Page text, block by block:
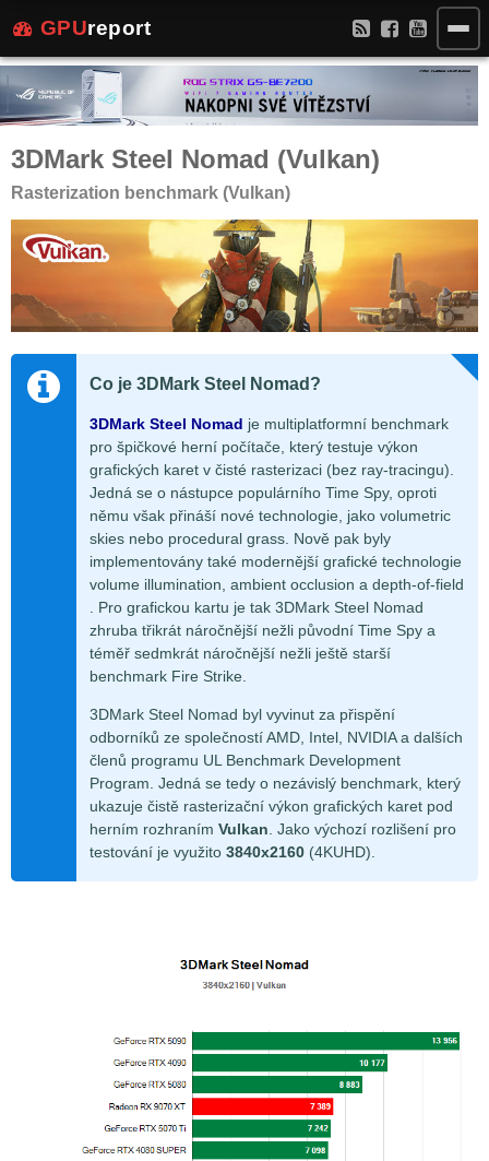
GPUreport
3DMark Steel Nomad (Vulkan)
Rasterization benchmark (Vulkan)
Co je 3DMark Steel Nomad?
3DMark Steel Nomad je multiplatformní benchmark
pro špičkové herní počítače, který testuje výkon
grafických karet v čisté rasterizaci (bez ray-tracingu).
Jedná se o nástupce populárního Time Spy, oproti
němu však přináší nové technologie, jako volumetric
skies nebo procedural grass. Nově pak byly
implementovány také modernější grafické technologie
volume illumination, ambient occlusion a depth-of-field
. Pro grafickou kartu je tak 3DMark Steel Nomad
zhruba třikrát náročnější nežli původní Time Spy a
téměř sedmkrát náročnější nežli ještě starší
benchmark Fire Strike.
3DMark Steel Nomad byl vyvinut za přispění
odborníků ze společností AMD, Intel, NVIDIA a dalších
členů programu UL Benchmark Development
Program. Jedná se tedy o nezávislý benchmark, který
ukazuje čistě rasterizační výkon grafických karet pod
herním rozhraním Vulkan. Jako výchozí rozlišení pro
testování je využito 3840x2160 (4KUHD).